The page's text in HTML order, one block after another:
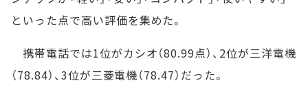
といった点で高い評価を集めた。
携帯電話では1位がカシオ（80.99点）、2位が三洋電機
（78.84）、3位が三菱電機（78.47）だった。